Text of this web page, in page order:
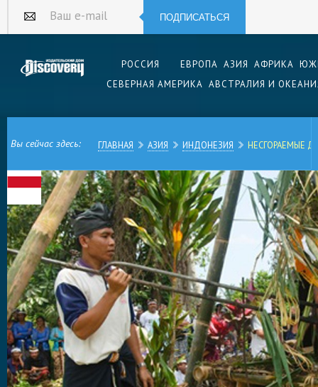
Ваш e-mail ПОДПИСАТЬСЯ
РОССИЯ ЕВРОПА АЗИЯ АФРИКА
СЕВЕРНАЯ АМЕРИКА АВСТРАЛИЯ И
Вы сейчас здесь: ГЛАВНАЯ АЗИЯ ИНДОНЕЗИЯ НЕСГОРАЕМЫЕ